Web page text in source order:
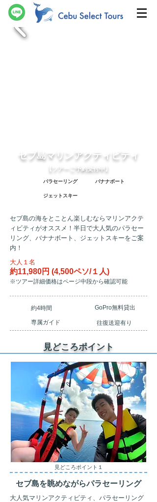
セブ島​マリンアクティビティ
【ツアーご予約受付中】
パラセーリング バナナボート
ジェットスキー
セブ島の海をとことん楽しむならマリンアクテ
ィビティがオススメ！半日で大人気のパラセー
リング、バナナボート、ジェットスキーをご案
内！
大人１名
約11,980円 (4,500ペソ/１人)
​※ツアー詳細価格はページ中段から確認可能
​約4時間
​専属ガイド
GoPro無料貸出
往復送迎有り
見どころポイント
見どころポイント１
​セブ島を眺めながらパラセーリング
大人気マリンアクティビティ、パラセーリング